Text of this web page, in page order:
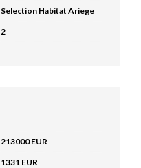
Selection Habitat Ariege
2
213000 EUR
1331 EUR